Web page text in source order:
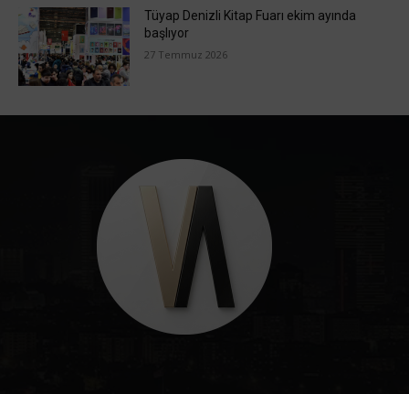
Tüyap Denizli Kitap Fuarı ekim ayında
başlıyor
27 Temmuz 2026